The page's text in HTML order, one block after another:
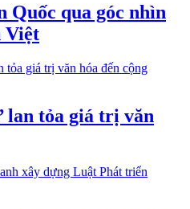
Quốc qua góc nhìn
Việt
lan tỏa giá trị văn